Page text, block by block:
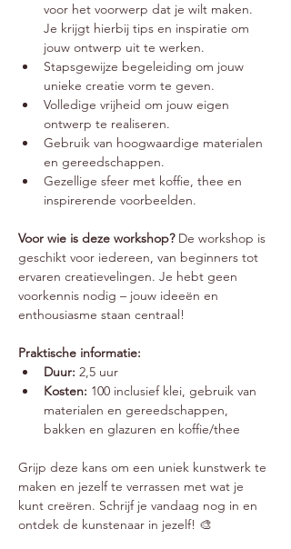
voor het voorwerp dat je wilt maken.
Je krijgt hierbij tips en inspiratie om
jouw ontwerp uit te werken.
Stapsgewijze begeleiding om jouw
unieke creatie vorm te geven.
Volledige vrijheid om jouw eigen
ontwerp te realiseren.
Gebruik van hoogwaardige materialen
en gereedschappen.
Gezellige sfeer met koffie, thee en
inspirerende voorbeelden.
Voor wie is deze workshop? De workshop is
geschikt voor iedereen, van beginners tot
ervaren creatievelingen. Je hebt geen
voorkennis nodig – jouw ideeën en
enthousiasme staan centraal!
Praktische informatie:
Duur: 2,5 uur
Kosten: 100 inclusief klei, gebruik van
materialen en gereedschappen,
bakken en glazuren en koffie/thee
Grijp deze kans om een uniek kunstwerk te
maken en jezelf te verrassen met wat je
kunt creëren. Schrijf je vandaag nog in en
ontdek de kunstenaar in jezelf! 🎨